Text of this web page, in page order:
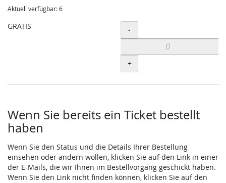
Aktuell verfügbar: 6
GRATIS Menge
-
+
Wenn Sie bereits ein Ticket bestellt
haben
Wenn Sie den Status und die Details Ihrer Bestellung
einsehen oder ändern wollen, klicken Sie auf den Link in einer
der E-Mails, die wir Ihnen im Bestellvorgang geschickt haben.
Wenn Sie den Link nicht finden können, klicken Sie auf den